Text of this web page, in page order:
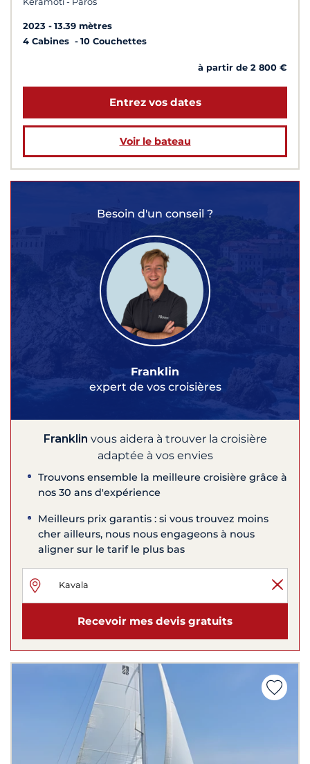
2023
13.39 mètres
4 Cabines
10 Couchettes
à partir de 2 800 €
Entrez vos dates
Voir le bateau
Besoin d'un conseil ?
Franklin
expert de vos croisières
Franklin vous aidera à trouver la croisière
adaptée à vos envies
Trouvons ensemble la meilleure croisière grâce à
nos 30 ans d'expérience
Meilleurs prix garantis : si vous trouvez moins
cher ailleurs, nous nous engageons à nous
aligner sur le tarif le plus bas
Recevoir mes devis gratuits